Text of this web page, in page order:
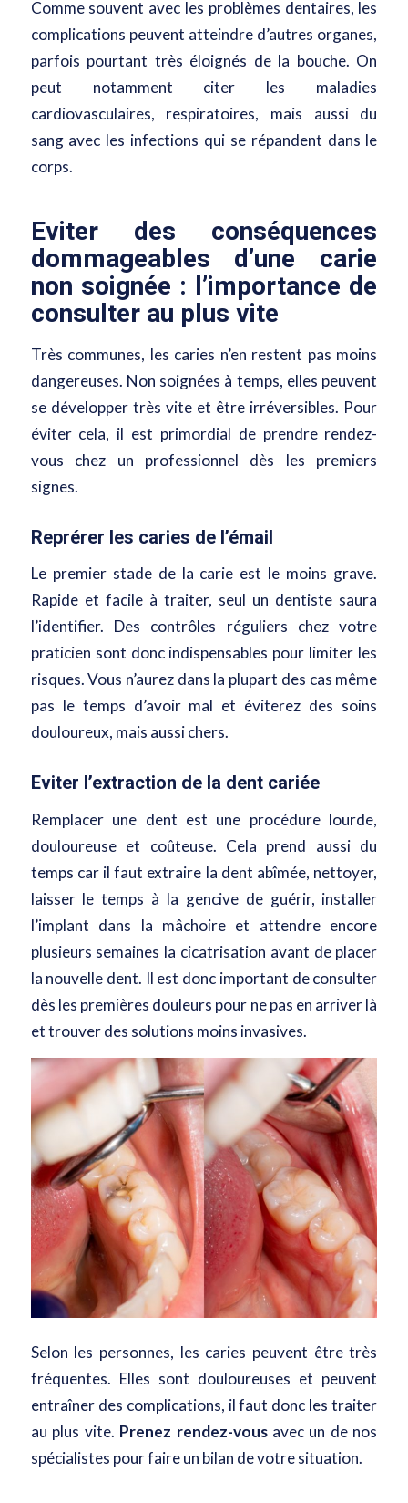
Comme souvent avec les problèmes dentaires, les
complications peuvent atteindre d’autres organes,
parfois pourtant très éloignés de la bouche. On
peut notamment citer les maladies
cardiovasculaires, respiratoires, mais aussi du
sang avec les infections qui se répandent dans le
corps.
Eviter des conséquences
dommageables d’une carie
non soignée : l’importance de
consulter au plus vite
Très communes, les caries n’en restent pas moins
dangereuses. Non soignées à temps, elles peuvent
se développer très vite et être irréversibles. Pour
éviter cela, il est primordial de prendre rendez-
vous chez un professionnel dès les premiers
signes.
Reprérer les caries de l’émail
Le premier stade de la carie est le moins grave.
Rapide et facile à traiter, seul un dentiste saura
l’identifier. Des contrôles réguliers chez votre
praticien sont donc indispensables pour limiter les
risques. Vous n’aurez dans la plupart des cas même
pas le temps d’avoir mal et éviterez des soins
douloureux, mais aussi chers.
Eviter l’extraction de la dent cariée
Remplacer une dent est une procédure lourde,
douloureuse et coûteuse. Cela prend aussi du
temps car il faut extraire la dent abîmée, nettoyer,
laisser le temps à la gencive de guérir, installer
l’implant dans la mâchoire et attendre encore
plusieurs semaines la cicatrisation avant de placer
la nouvelle dent. Il est donc important de consulter
dès les premières douleurs pour ne pas en arriver là
et trouver des solutions moins invasives.
Selon les personnes, les caries peuvent être très
fréquentes. Elles sont douloureuses et peuvent
entraîner des complications, il faut donc les traiter
au plus vite. Prenez rendez-vousavec un de nos
spécialistes pour faire un bilan de votre situation.